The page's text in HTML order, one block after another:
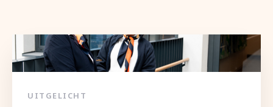
UITGELICHT